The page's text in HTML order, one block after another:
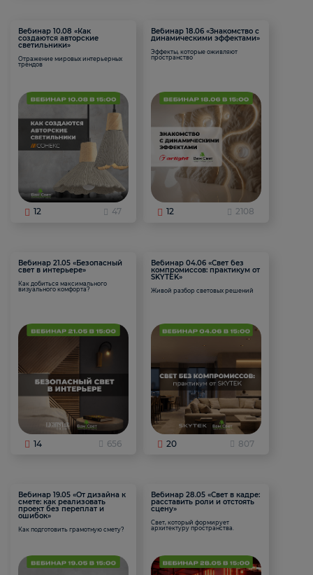
Вебинар 10.08 «Как
создаются авторские
светильники»
Отражение мировых интерьерных
трендов
12 47
Вебинар 18.06 «Знакомство с
динамическими эффектами»
Эффекты, которые оживляют
пространство
12 2108
Вебинар 21.05 «Безопасный
свет в интерьере»
Как добиться максимального
визуального комфорта?
14 656
Вебинар 04.06 «Свет без
компромиссов: практикум от
SKYTEK»
Живой разбор световых решений
20 807
Вебинар 19.05 «От дизайна к
смете: как реализовать
проект без переплат и
ошибок»
Как подготовить грамотную смету?
Вебинар 28.05 «Свет в кадре:
расставить роли и отстоять
сцену»
Свет, который формирует
архитектуру пространства.